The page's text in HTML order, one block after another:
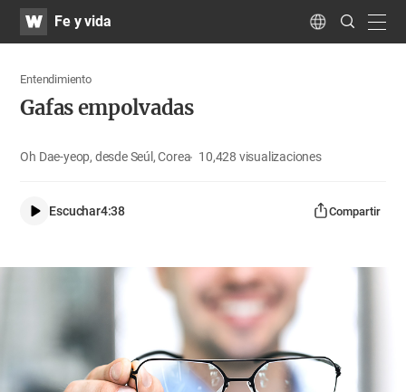
WATVFe y vida Language
Search
Submit
Entendimiento
Gafas empolvadas
Oh Dae-yeop, desde Seúl, Corea 10,428 visualizaciones
Escuchar4:38 Compartir